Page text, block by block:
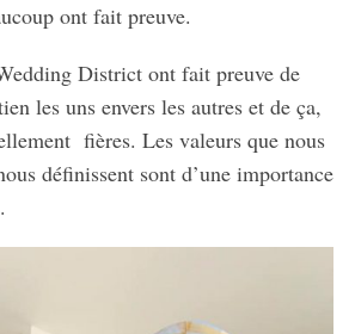
ont fait preuve.
District ont fait preuve de
les uns envers les autres et de ça,
fières. Les valeurs que nous
définissent sont d’une importance